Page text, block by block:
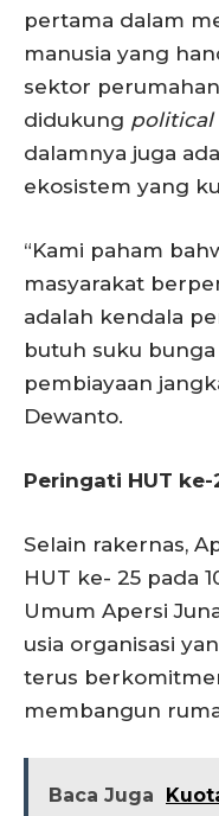
pertama dalam
manusia yang
sektor
didukung political
dalamnya juga
ekosistem yang
“Kami paham
masyarakat
adalah kendala
butuh suku
pembiayaan
Dewanto.
Peringati HUT ke-
Selain rakernas,
HUT ke- 25 pada
Umum Apersi
usia organisasi
terus
membangun
Baca Juga